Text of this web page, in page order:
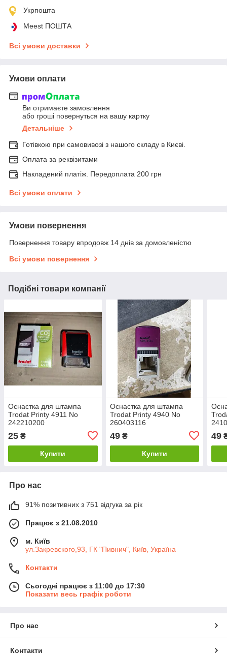
Укрпошта
Meest ПОШТА
Всі умови доставки
Умови оплати
Ви отримаєте замовлення
або гроші повернуться на вашу картку
Детальніше
Готівкою при самовивозі з нашого складу в Києві.
Оплата за реквізитами
Накладений платіж. Передоплата 200 грн
Всі умови оплати
Умови повернення
Повернення товару впродовж 14 днів за домовленістю
Всі умови повернення
Подібні товари компанії
Оснастка для штампа
Trodat Printy 4911 No
242210200
25 ₴
Купити
Оснастка для штампа
Trodat Printy 4940 No
260403116
49₴
Купити
49
Про нас
91% позитивних з 751 відгука за рік
Працює з 21.08.2010
м. Київ
ул.Закревского,93, ГК "Пивнич", Київ, Україна
Контакти
Сьогодні працює з 11:00 до 17:30
Показати весь графік роботи
Про нас
Контакти